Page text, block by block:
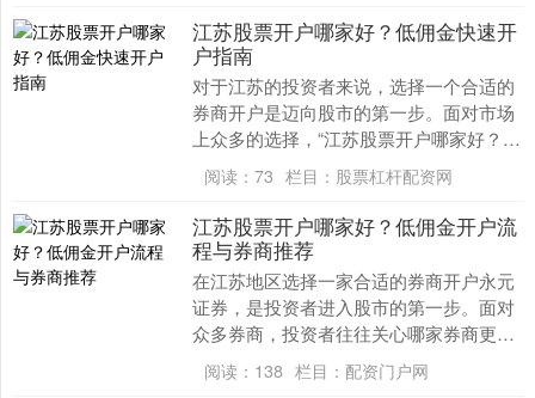
江苏股票开户哪家好？低佣金快速开
户指南
对于江苏的投资者来说，选择一个合适的
券商开户是迈向股市的第一步。面对市场
上众多的选择，“江苏股票开户哪家好？”
成为了大家最关心的问题。本文将为您提
供一份详尽的低....
阅读： 73 栏目： 股票杠杆配资网
江苏股票开户哪家好？低佣金开户流
程与券商推荐
在江苏地区选择一家合适的券商开户永元
证券，是投资者进入股市的第一步。面对
众多券商，投资者往往关心哪家券商更
好、如何获取低佣金以及开户流程是否便
捷。本文将为您详细....
阅读： 138 栏目： 配资门户网